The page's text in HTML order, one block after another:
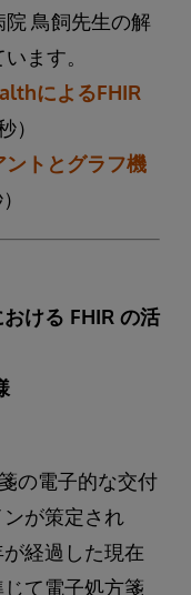
鳥飼先生の解
ます。
によるFHIR
）
ントとグラフ機
ける FHIR の活
の電子的な交付
が策定され
経過した現在
て電子処方箋